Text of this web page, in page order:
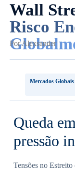
Wall
Risco
PorAlexsander
Mercados Globais
Queda
pressão
Tensões no